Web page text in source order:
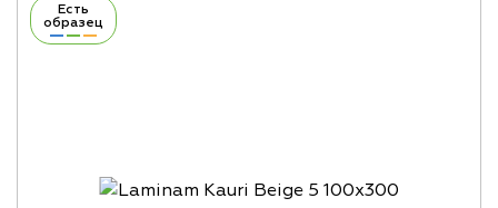
Есть
образец